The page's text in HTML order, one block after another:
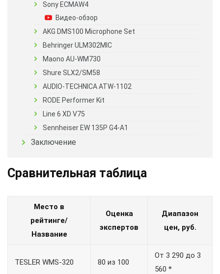
Sony ECMAW4
Видео-обзор
AKG DMS100 Microphone Set
Behringer ULM302MIC
Maono AU-WM730
Shure SLX2/SM58
AUDIO-TECHNICA ATW-1102
RODE Performer Kit
Line 6 XD V75
Sennheiser EW 135P G4-A1
Заключение
Сравнительная таблица
Место в
рейтинге/
Название
Оценка
экспертов
Диапазон
цен, руб.
TESLER WMS-320 80 из 100
От 3 290 до 3
560 *